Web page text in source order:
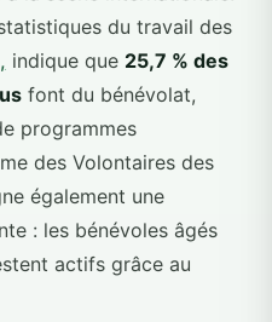
du travail des
indique que 25,7 % des
font du bénévolat,
programmes
des Volontaires des
également une
: les bénévoles âgés
actifs grâce au